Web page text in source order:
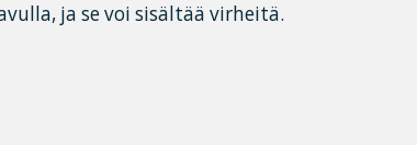
ja se voi sisältää virheitä.